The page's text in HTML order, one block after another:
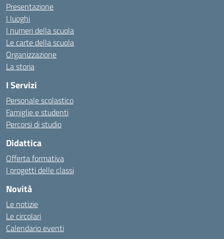
Presentazione
I luoghi
I numeri della scuola
Le carte della scuola
Organizzazione
La storia
I Servizi
Personale scolastico
Famiglie e studenti
Percorsi di studio
Didattica
Offerta formativa
I progetti delle classi
Novità
Le notizie
Le circolari
Calendario eventi